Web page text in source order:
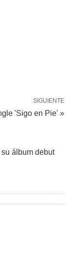
SIGUIENTE
'Sigo en Pie' »
álbum debut